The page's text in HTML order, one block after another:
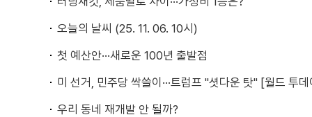
오늘의 날씨 (25. 11. 06. 10시)
첫 예산안···새로운 100년 출발점
미 선거, 민주당 싹쓸이···트럼프 "셧다운 탓" [월드 투데
우리 동네 재개발 안 될까?